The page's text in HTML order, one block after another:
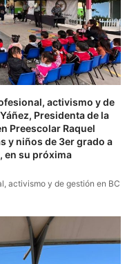
activismo y de
Presidenta de la
Preescolar Raquel
y niños de 3er grado a
en su próxima
activismo y de gestión en BC